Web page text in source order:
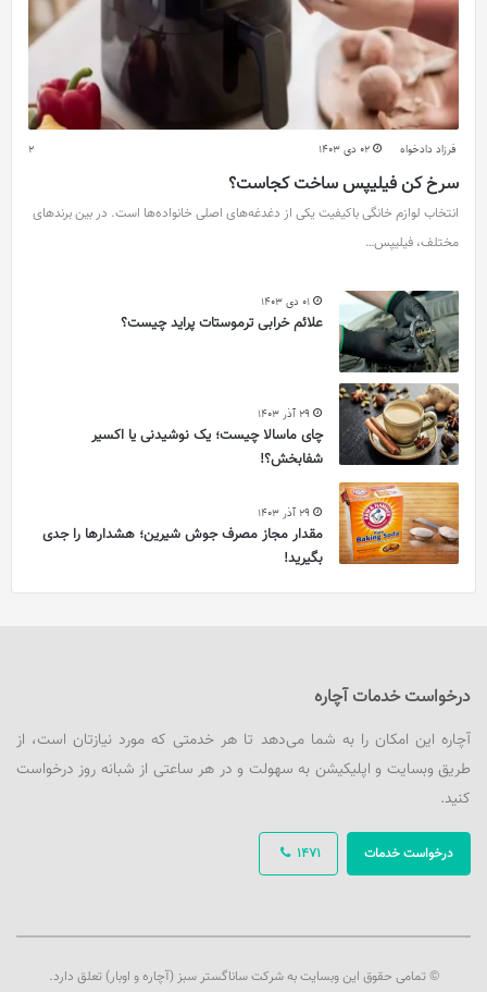
فرزاد دادخواه 02 دی 1403 2
سرخ کن فیلیپس ساخت کجاست؟
انتخاب لوازم خانگی باکیفیت یکی از دغدغه‌های اصلی خانواده‌ها است. در بین برندهای
مختلف، فیلیپس…
01 دی 1403
علائم خرابی ترموستات پراید چیست؟
29 آذر 1403
چای ماسالا چیست؛ یک نوشیدنی یا اکسیر
شفابخش؟!
29 آذر 1403
مقدار مجاز مصرف جوش شیرین؛ هشدارها را جدی
بگیرید!
درخواست خدمات آچاره
آچاره این امکان را به شما می‌دهد تا هر خدمتی که مورد نیازتان است، از
طریق وبسایت و اپلیکیشن به سهولت و در هر ساعتی از شبانه روز درخواست
کنید.
1471 درخواست خدمات
© تمامی حقوق این وبسایت به شرکت ساناگستر سبز (آچاره و اوبار) تعلق دارد.